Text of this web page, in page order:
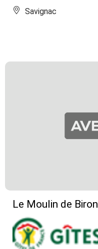
Savignac
Le Moulin de Biron